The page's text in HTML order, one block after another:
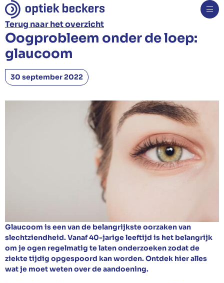
Brillen
Monturen
Zonnebrillen
Sportbrillen
Contact
Afspraak maken
Terug naar het overzicht
Oogprobleem onder de loep:
glaucoom
30 september 2022
Glaucoom is een van de belangrijkste oorzaken van
slechtziendheid. Vanaf 40-jarige leeftijd is het belangrijk
om je ogen regelmatig te laten onderzoeken zodat de
ziekte tijdig opgespoord kan worden. Ontdek hier alles
wat je moet weten over de aandoening.